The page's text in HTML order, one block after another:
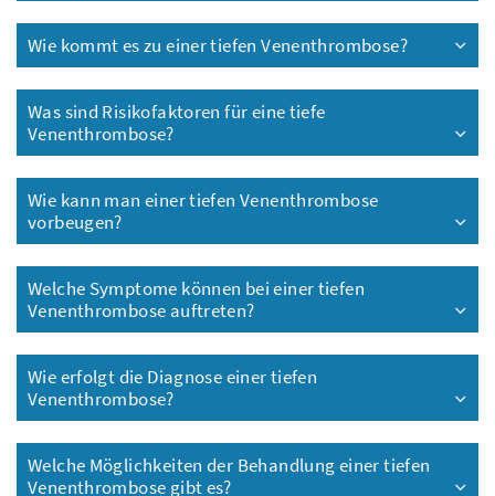
Wie kommt es zu einer tiefen Venenthrombose?
Was sind Risikofaktoren für eine tiefe
Venenthrombose?
Wie kann man einer tiefen Venenthrombose
vorbeugen?
Welche Symptome können bei einer tiefen
Venenthrombose auftreten?
Wie erfolgt die Diagnose einer tiefen
Venenthrombose?
Welche Möglichkeiten der Behandlung einer tiefen
Venenthrombose gibt es?